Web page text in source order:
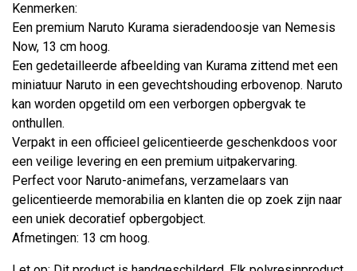
Kenmerken:
Een premium Naruto Kurama sieradendoosje van Nemesis
Now, 13 cm hoog.
Een gedetailleerde afbeelding van Kurama zittend met een
miniatuur Naruto in een gevechtshouding erbovenop. Naruto
kan worden opgetild om een ​​verborgen opbergvak te
onthullen.
Verpakt in een officieel gelicentieerde geschenkdoos voor
een veilige levering en een premium uitpakervaring.
Perfect voor Naruto-animefans, verzamelaars van
gelicentieerde memorabilia en klanten die op zoek zijn naar
een uniek decoratief opbergobject.
Afmetingen: 13 cm hoog.